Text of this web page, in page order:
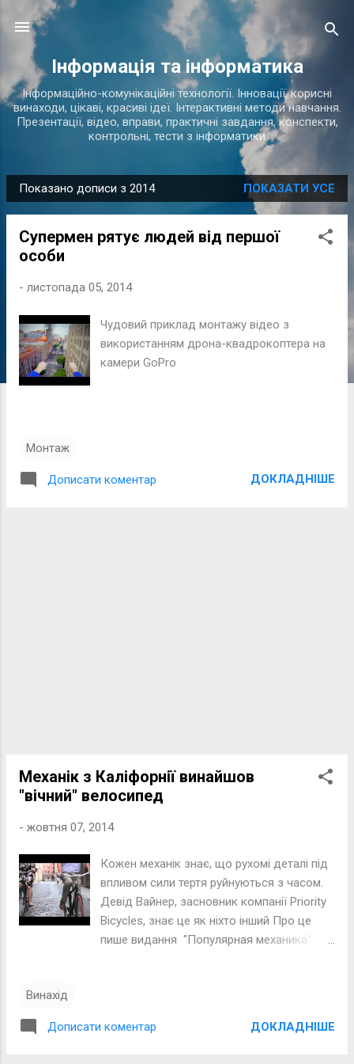
Перейти до основного вмісту
Інформація та інформатика
Інформаційно-комунікаційні технології. Інновації, корисні
винаходи, цікаві, красиві ідеї. Інтерактивні методи навчання.
Презентації, відео, вправи, практичні завдання, конспекти,
контрольні, тести з інформатики
П
у
Показано дописи з 2014 ПОКАЗАТИ УСЕ
Супермен рятує людей від першої
особи
- листопада 05, 2014
Чудовий приклад монтажу відео з
використанням дрона-квадрокоптера на
камери GoPro
Монтаж
Дописати коментар ДОКЛАДНІШЕ
Механік з Каліфорнії винайшов
"вічний" велосипед
- жовтня 07, 2014
Кожен механік знає, що рухомі деталі під
впливом сили тертя руйнуються з часом.
Девід Вайнер, засновник компанії Priority
Bicycles, знає це як ніхто інший Про це
пише видання "Популярная механика" ,
захоплення не давало йому спокою
Винахід
Дописати коментар ДОКЛАДНІШЕ